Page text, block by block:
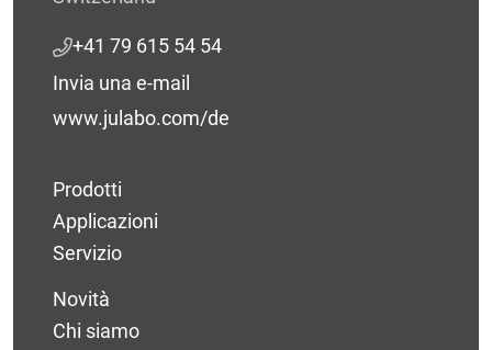
+41 79 615 54 54
Invia una e-mail
www.julabo.com/de
Prodotti
Applicazioni
Servizio
Novità
Chi siamo